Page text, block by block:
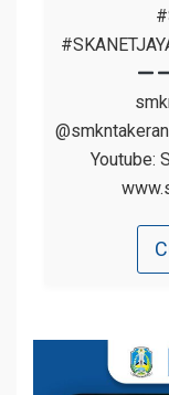
Youtube: